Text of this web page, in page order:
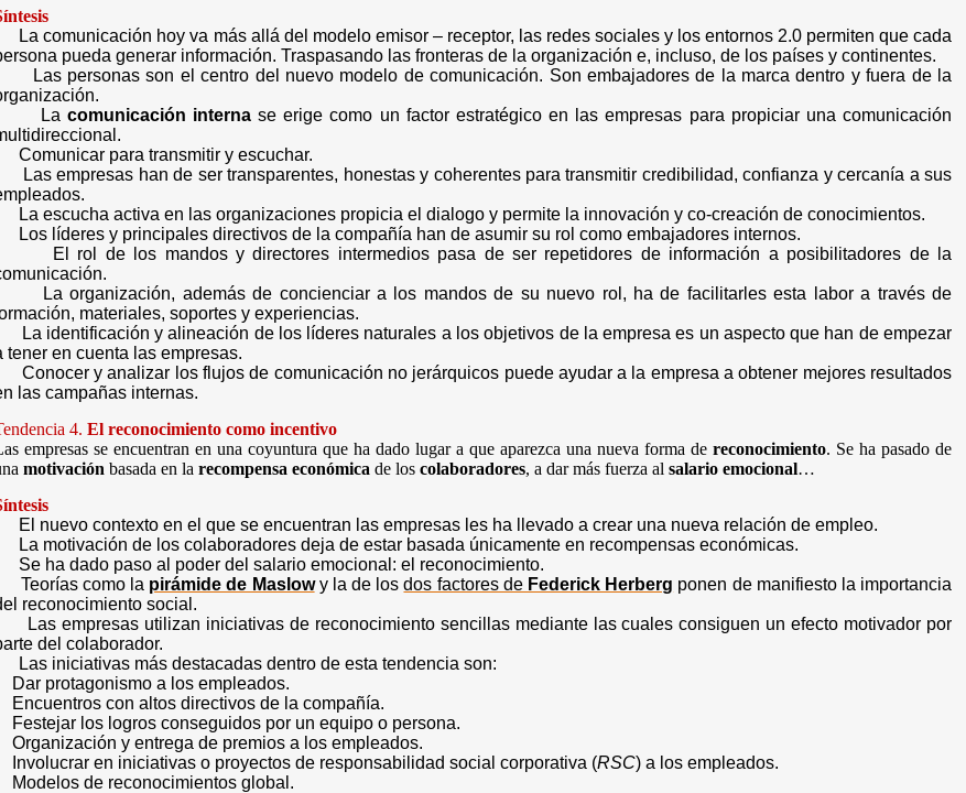
La comunicación hoy va más allá del modelo emisor – receptor, las redes sociales y los entornos 2.0 permiten que cada
pueda generar información. Traspasando las fronteras de la organización e, incluso, de los países y continentes.
Las personas son el centro del nuevo modelo de comunicación. Son embajadores de la marca dentro y fuera de la
La comunicación internase erige como un factor estratégico en las empresas para propiciar una comunicación
Comunicar para transmitir y escuchar.
Las empresas han de ser transparentes, honestas y coherentes para transmitir credibilidad, confianza y cercanía a sus
La escucha activa en las organizaciones propicia el dialogo y permite la innovación y co-creación de conocimientos.
Los líderes y principales directivos de la compañía han de asumir su rol como embajadores internos.
El rol de los mandos y directores intermedios pasa de ser repetidores de información a posibilitadores de la
La organización, además de concienciar a los mandos de su nuevo rol, ha de facilitarles esta labor a través de
materiales, soportes y experiencias.
La identificación y alineación de los líderes naturales a los objetivos de la empresa es un aspecto que han de empezar
tener en cuenta las empresas.
Conocer y analizar los flujos de comunicación no jerárquicos puede ayudar a la empresa a obtener mejores resultados
las campañas internas.
4.El reconocimiento como incentivo
empresas se encuentran en una coyuntura que ha dado lugar a que aparezca una nueva forma dereconocimiento. Se ha pasado de
motivación basada en larecompensa económica de loscolaboradores, a dar más fuerza alsalario emocional…
El nuevo contexto en el que se encuentran las empresas les ha llevado a crear una nueva relación de empleo.
La motivación de los colaboradores deja de estar basada únicamente en recompensas económicas.
Se ha dado paso al poder del salario emocional: el reconocimiento.
Teorías como la pirámide de Maslowy la de losdos factores de Federick Herberg ponen de manifiesto la importancia
reconocimiento social.
Las empresas utilizan iniciativas de reconocimiento sencillas mediante las cuales consiguen un efecto motivador por
del colaborador.
Las iniciativas más destacadas dentro de esta tendencia son:
Dar protagonismo a los empleados.
Encuentros con altos directivos de la compañía.
Festejar los logros conseguidos por un equipo o persona.
Organización y entrega de premios a los empleados.
Involucrar en iniciativas o proyectos de responsabilidad social corporativa (RSC) a los empleados.
Modelos de reconocimientos global.